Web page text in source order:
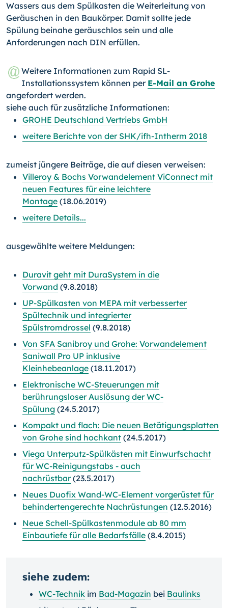
Wassers aus dem Spülkasten die Weiterleitung von
Geräuschen in den Baukörper. Damit sollte jede
Spülung beinahe geräuschlos sein und alle
Anforderungen nach DIN erfüllen.
Weitere Informationen zum Rapid SL-
Installationssystem können per E-Mail an Grohe
angefordert werden.
siehe auch für zusätzliche Informationen:
GROHE Deutschland Vertriebs GmbH
weitere Berichte von der SHK/ifh-Intherm 2018
zumeist jüngere Beiträge, die auf diesen verweisen:
Villeroy & Bochs Vorwandelement ViConnect mit
neuen Features für eine leichtere
Montage (18.06.2019)
weitere Details...
ausgewählte weitere Meldungen:
Duravit geht mit DuraSystem in die
Vorwand (9.8.2018)
UP-Spülkasten von MEPA mit verbesserter
Spültechnik und integrierter
Spülstromdrossel (9.8.2018)
Von SFA Sanibroy und Grohe: Vorwandelement
Saniwall Pro UP inklusive
Kleinhebeanlage (18.11.2017)
Elektronische WC-Steuerungen mit
berührungsloser Auslösung der WC-
Spülung (24.5.2017)
Kompakt und flach: Die neuen Betätigungsplatten
von Grohe sind hochkant (24.5.2017)
Viega Unterputz-Spülkästen mit Einwurfschacht
für WC-Reinigungstabs - auch
nachrüstbar(23.5.2017)
Neues Duofix Wand-WC-Element vorgerüstet für
behindertengerechte Nachrüstungen (12.5.2016)
Neue Schell-Spülkastenmodule ab 80 mm
Einbautiefe für alle Bedarfsfälle (8.4.2015)
siehe zudem:
WC-Technik im Bad-Magazin bei Baulinks